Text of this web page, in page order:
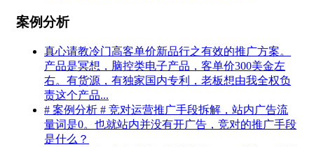
案例分析
真心请教冷门高客单价新品行之有效的推广方案。
产品是冥想，脑控类电子产品，客单价300美金左
右。有货源，有独家国内专利，老板想由我全权负
责这个产品...
# 案例分析 # 竞对运营推广手段拆解，站内广告流
量词是0。也就站内并没有开广告，竞对的推广手段
是什么？